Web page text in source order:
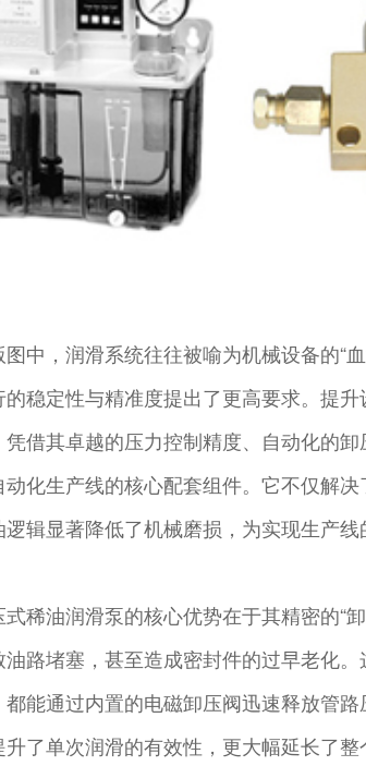
中，润滑系统往往被喻为机械设备的“
稳定性与精准度提出了更高要求。提
借其卓越的压力控制精度、自动化的
化生产线的核心配套组件。它不仅解
辑显著降低了机械磨损，为实现生产线
稀油润滑泵的核心优势在于其精密的“
路堵塞，甚至造成密封件的过早老化
能通过内置的电磁卸压阀迅速释放管
了单次润滑的有效性，更大幅延长了